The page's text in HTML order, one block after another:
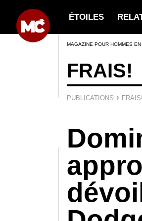
ÉTOILES
MAGAZINE POUR HOMMES EN
FRAIS!
PUBLICATIONS › FRAIS!